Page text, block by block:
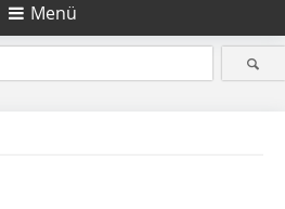
Menü